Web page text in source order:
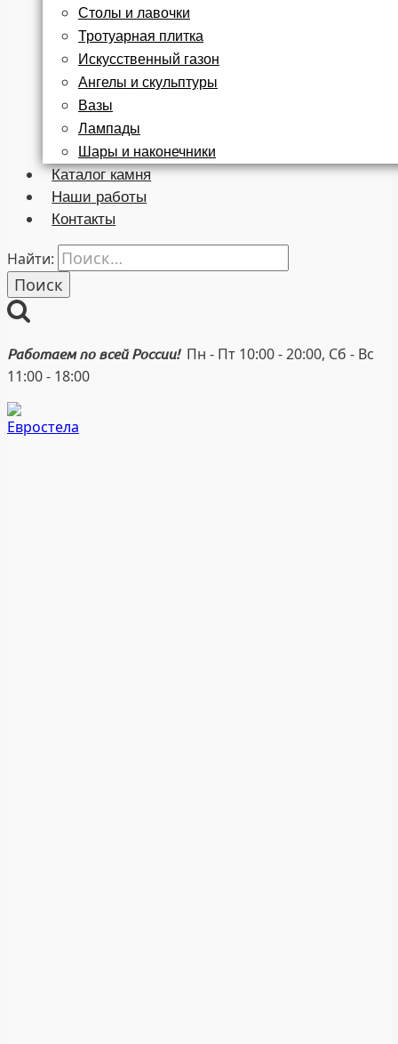
Столы и лавочки
Тротуарная плитка
Искусственный газон
Ангелы и скульптуры
Вазы
Лампады
Шары и наконечники
Каталог камня
Наши работы
Контакты
Найти:
Работаем по всей России! Пн - Пт 10:00 - 20:00, Сб - Вс
11:00 - 18:00